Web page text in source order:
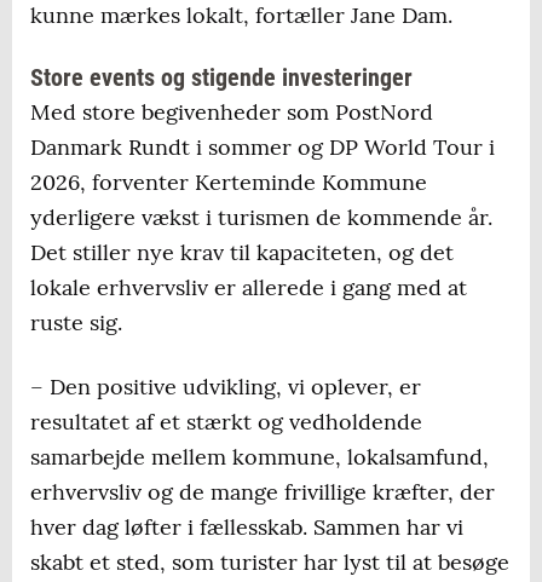
kunne mærkes lokalt, fortæller Jane Dam.
Store events og stigende investeringer
Med store begivenheder som PostNord
Danmark Rundt i sommer og DP World Tour i
2026, forventer Kerteminde Kommune
yderligere vækst i turismen de kommende år.
Det stiller nye krav til kapaciteten, og det
lokale erhvervsliv er allerede i gang med at
ruste sig.
– Den positive udvikling, vi oplever, er
resultatet af et stærkt og vedholdende
samarbejde mellem kommune, lokalsamfund,
erhvervsliv og de mange frivillige kræfter, der
hver dag løfter i fællesskab. Sammen har vi
skabt et sted, som turister har lyst til at besøge